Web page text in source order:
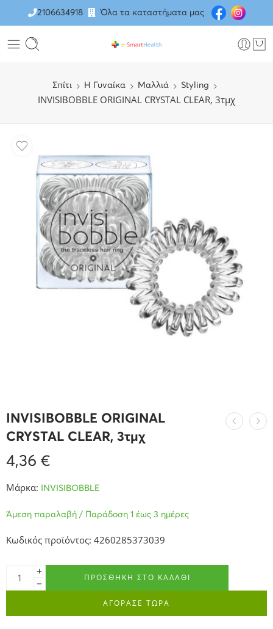
2106634918 Όλα τα καταστήματα μας
Σπίτι H Γυναίκα Μαλλιά Styling
INVISIBOBBLE ORIGINAL CRYSTAL CLEAR, 3τμχ
INVISIBOBBLE ORIGINAL
CRYSTAL CLEAR, 3τμχ
4,36 €
Μάρκα: INVISIBOBBLE
Άμεση παραλαβή / Παράδοση 1 έως 3 ημέρες
Κωδικός προϊόντος: 4260285373039
ΠΡΟΣΘΉΚΗ ΣΤΟ ΚΑΛΆΘΙ
ΑΓΟΡΑΣΕ ΤΩΡΑ